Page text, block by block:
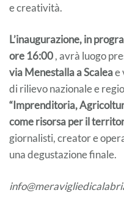
e creatività.
L’inaugurazione, in
ore 16:00, avrà luogo
via Menestalla a Scaleae
di rilievo nazionale e
“Imprenditoria,
come risorsa per il
giornalisti, creator e
una degustazione finale.